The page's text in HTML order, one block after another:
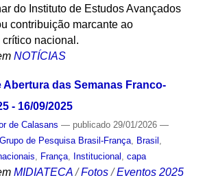
do Instituto de Estudos Avançados
contribuição marcante ao
crítico nacional.
NOTÍCIAS
Abertura das Semanas Franco-
- 16/09/2025
de Calasans — publicado29/01/2026 —
Grupo de Pesquisa Brasil-França, Brasil ,
, França, Institucional , capa
MIDIATECA /Fotos /Eventos 2025